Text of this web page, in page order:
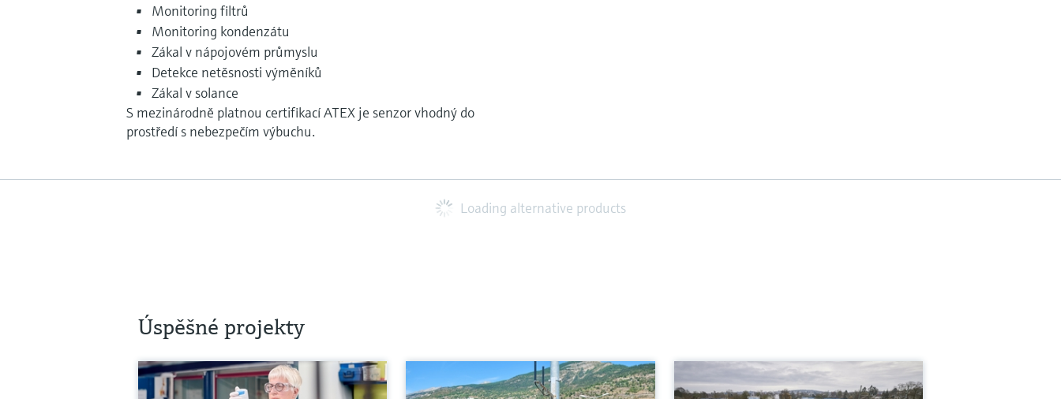
Monitoring filtrů
Monitoring kondenzátu
Zákal v nápojovém průmyslu
Detekce netěsnosti výměníků
Zákal v solance
S mezinárodně platnou certifikací ATEX je senzor vhodný do
prostředí s nebezpečím výbuchu.
Loading alternative products
Úspěšné projekty